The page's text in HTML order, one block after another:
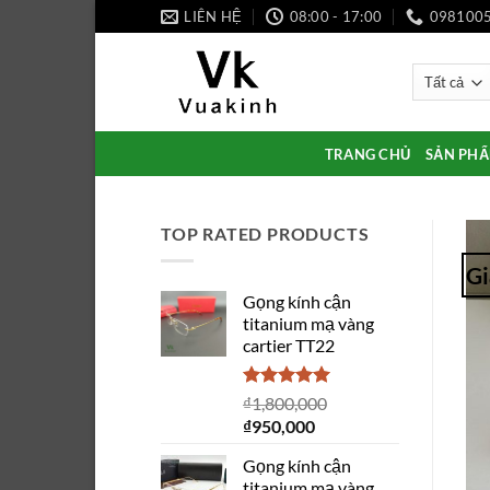
qua
LIÊN HỆ 08:00 - 17:00
TRANG CHỦ SẢN
TOP RATED PRODUCTS
Gọng kính cận
titanium mạ vàng
cartier TT22
Được xếp
hạng 5.00
5 sao
₫1,800,000
Giá
là:
₫950,000Giá
tại
Gọng kính cận